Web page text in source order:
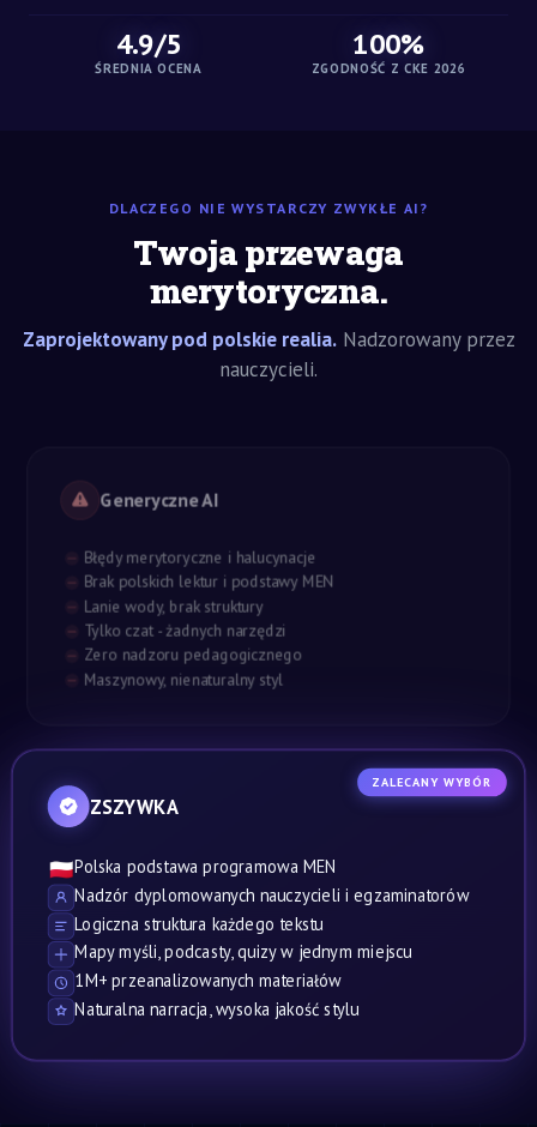
4.9/5
ŚREDNIA OCENA
100%
ZGODNOŚĆ Z CKE 2026
DLACZEGO NIE WYSTARCZY ZWYKŁE AI?
Twoja przewaga
merytoryczna.
Zaprojektowany pod polskie realia.Nadzorowany przez
nauczycieli.
Generyczne AI
Błędy merytoryczne i halucynacje
Brak polskich lektur i podstawy MEN
Lanie wody, brak struktury
Tylko czat - żadnych narzędzi
Zero nadzoru pedagogicznego
Maszynowy, nienaturalny styl
ZALECANY WYBÓR
ZSZYWKA
🇵🇱Polska podstawa programowa MEN
Nadzór dyplomowanych nauczycieli i egzaminatorów
Logiczna struktura każdego tekstu
Mapy myśli, podcasty, quizy w jednym miejscu
1M+ przeanalizowanych materiałów
Naturalna narracja, wysoka jakość stylu